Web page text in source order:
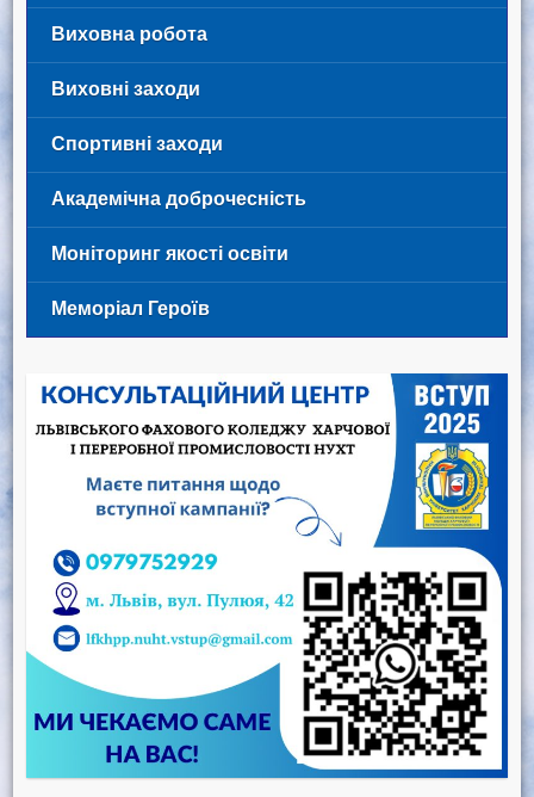
Виховна робота
Виховні заходи
Спортивні заходи
Академічна доброчесність
Моніторинг якості освіти
Меморіал Героїв